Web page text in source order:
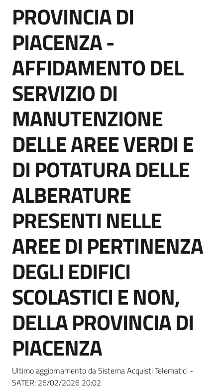
di
acquisto
Supporto
Piattaforme
telematiche
English
site
Seguici
su
Salta al contenuto
PROVINCIA DI
PIACENZA -
AFFIDAMENTO DEL
SERVIZIO DI
MANUTENZIONE
DELLE AREE VERDI E
DI POTATURA DELLE
ALBERATURE
PRESENTI NELLE
AREE DI PERTINENZA
DEGLI EDIFICI
SCOLASTICI E NON,
DELLA PROVINCIA DI
PIACENZA
Ultimo aggiornamento da Sistema Acquisti Telematici -
SATER: 26/02/2026 20:02